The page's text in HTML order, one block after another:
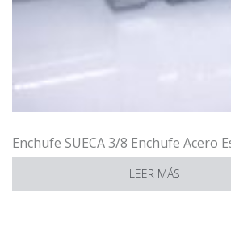
Enchufe SUECA 3/8 Enchufe Acero
LEER MÁS